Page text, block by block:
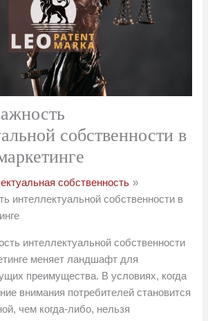
собственности в
собственность
интеллектуальной собственности в
интеллектуальной собственности
меняет ландшафт для
преимущества. В условиях, когда
внимания потребителей становится
чем когда-либо, нельзя